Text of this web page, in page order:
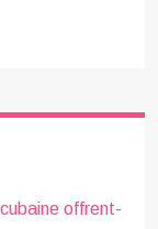
offrent-